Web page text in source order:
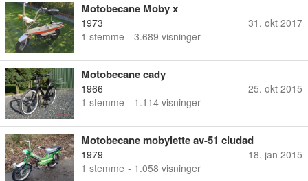
Motobecane Moby x
1973
1 stemme - 3.689 visninger
31. okt 2017
Motobecane cady
1966
1 stemme - 1.114 visninger
25. okt 2015
Motobecane mobylette av-51 ciudad
1979
1 stemme - 1.058 visninger
18. jan 2015